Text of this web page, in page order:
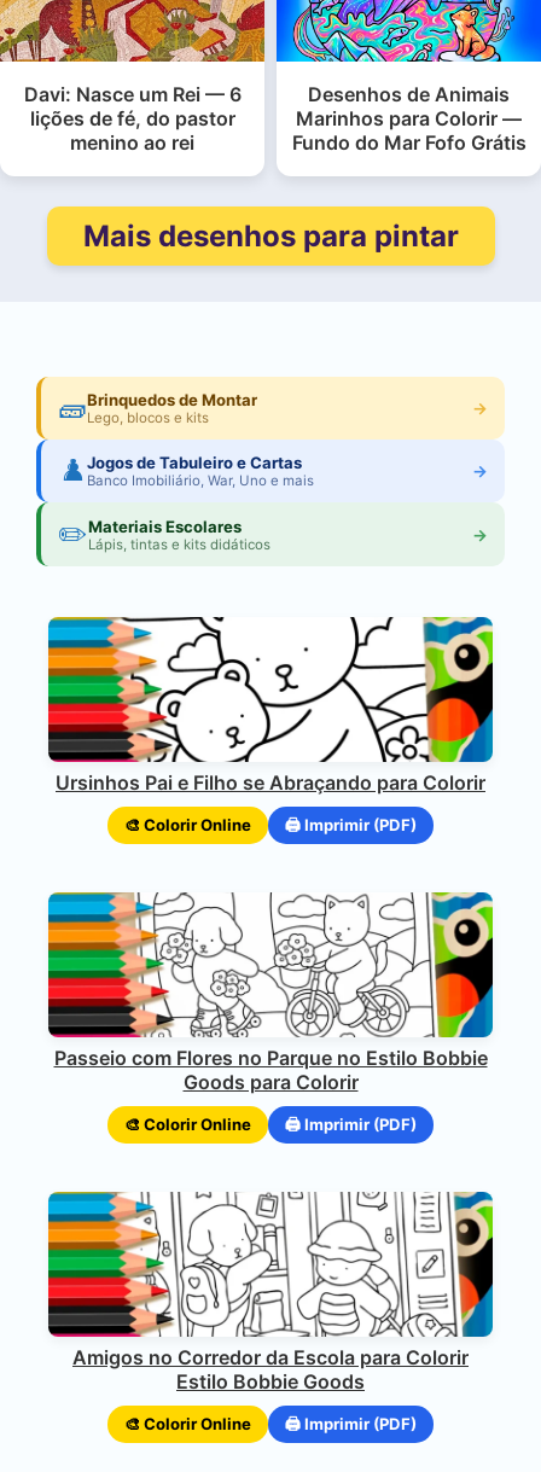
Davi: Nasce um Rei — 6
lições de fé, do pastor
menino ao rei
Desenhos de Animais
Marinhos para Colorir —
Fundo do Mar Fofo Grátis
Mais desenhos para pintar
🧱Brinquedos de Montar
Lego, blocos e kits →
♟️Jogos de Tabuleiro e Cartas
Banco Imobiliário, War, Uno e mais →
✏️Materiais Escolares
Lápis, tintas e kits didáticos →
Ursinhos Pai e Filho se Abraçando para Colorir
🎨 Colorir Online 🖨️ Imprimir (PDF)
Passeio com Flores no Parque no Estilo Bobbie
Goods para Colorir
🎨 Colorir Online 🖨️ Imprimir (PDF)
Amigos no Corredor da Escola para Colorir
Estilo Bobbie Goods
🎨 Colorir Online 🖨️ Imprimir (PDF)